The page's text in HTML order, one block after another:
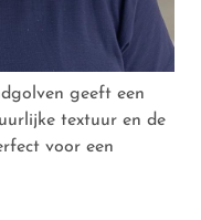
geeft een
textuur en de
voor een